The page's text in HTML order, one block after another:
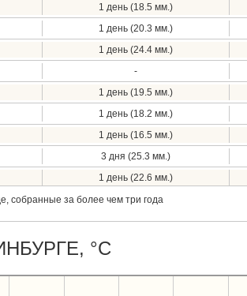
1 день (18.5 мм.)
1 день (20.3 мм.)
1 день (24.4 мм.)
-
1 день (19.5 мм.)
1 день (18.2 мм.)
1 день (16.5 мм.)
3 дня (25.3 мм.)
1 день (22.6 мм.)
собранные за более чем три года
°C